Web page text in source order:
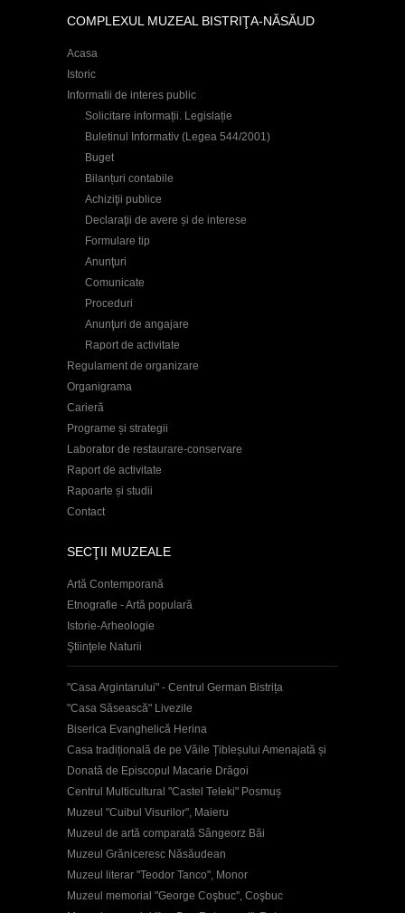
COMPLEXUL MUZEAL BISTRIŢA-NĂSĂUD
Acasa
Istoric
Informatii de interes public
Solicitare informații. Legislație
Buletinul Informativ (Legea 544/2001)
Buget
Bilanțuri contabile
Achiziţii publice
Declaraţii de avere și de interese
Formulare tip
Anunţuri
Comunicate
Proceduri
Anunţuri de angajare
Raport de activitate
Regulament de organizare
Organigrama
Carieră
Programe și strategii
Laborator de restaurare-conservare
Raport de activitate
Rapoarte și studii
Contact
SECŢII MUZEALE
Artă Contemporană
Etnografie - Artă populară
Istorie-Arheologie
Ştiinţele Naturii
"Casa Argintarului" - Centrul German Bistrița
"Casa Săsească" Livezile
Biserica Evanghelică Herina
Casa tradițională de pe Văile Țibleșului Amenajată și
Donată de Episcopul Macarie Drăgoi
Centrul Multicultural "Castel Teleki" Posmuș
Muzeul "Cuibul Visurilor", Maieru
Muzeul de artă comparată Sângeorz Băi
Muzeul Grăniceresc Năsăudean
Muzeul literar "Teodor Tanco", Monor
Muzeul memorial "George Coşbuc", Coşbuc